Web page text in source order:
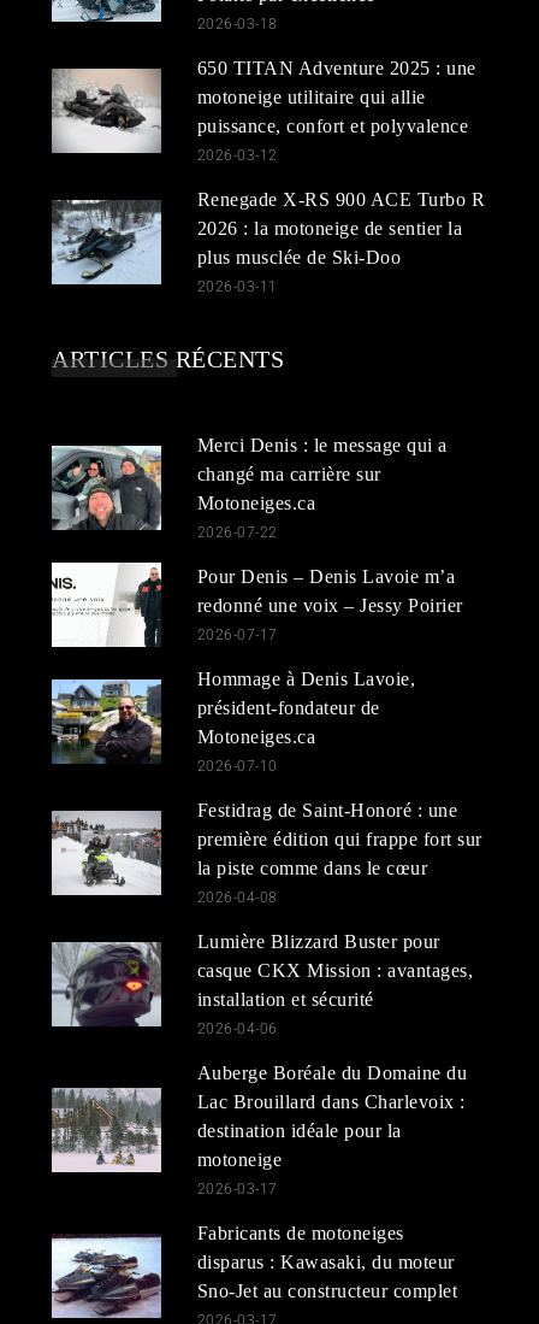
2026-03-18
650 TITAN Adventure 2025 : une
motoneige utilitaire qui allie
puissance, confort et polyvalence
2026-03-12
Renegade X-RS 900 ACE Turbo R
2026 : la motoneige de sentier la
plus musclée de Ski-Doo
2026-03-11
ARTICLES RÉCENTS
Merci Denis : le message qui a
changé ma carrière sur
Motoneiges.ca
2026-07-22
Pour Denis – Denis Lavoie m’a
redonné une voix – Jessy Poirier
2026-07-17
Hommage à Denis Lavoie,
président-fondateur de
Motoneiges.ca
2026-07-10
Festidrag de Saint-Honoré : une
première édition qui frappe fort sur
la piste comme dans le cœur
2026-04-08
Lumière Blizzard Buster pour
casque CKX Mission : avantages,
installation et sécurité
2026-04-06
Auberge Boréale du Domaine du
Lac Brouillard dans Charlevoix :
destination idéale pour la
motoneige
2026-03-17
Fabricants de motoneiges
disparus : Kawasaki, du moteur
Sno-Jet au constructeur complet
2026-03-17